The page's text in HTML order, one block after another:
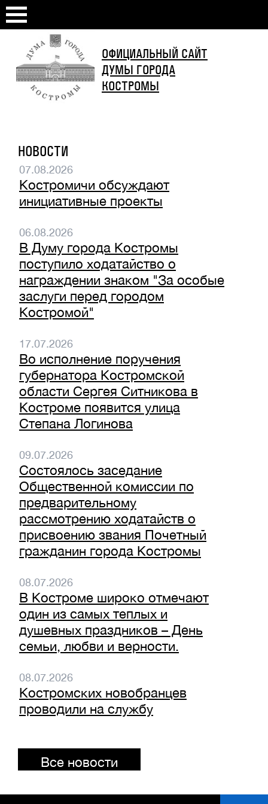
ОФИЦИАЛЬНЫЙ САЙТ
ДУМЫ ГОРОДА
КОСТРОМЫ
НОВОСТИ
07.08.2026
Костромичи обсуждают
инициативные проекты
06.08.2026
В Думу города Костромы
поступило ходатайство о
награждении знаком "За особые
заслуги перед городом
Костромой"
17.07.2026
Во исполнение поручения
губернатора Костромской
области Сергея Ситникова в
Костроме появится улица
Степана Логинова
09.07.2026
Состоялось заседание
Общественной комиссии по
предварительному
рассмотрению ходатайств о
присвоению звания Почетный
гражданин города Костромы
08.07.2026
В Костроме широко отмечают
один из самых теплых и
душевных праздников – День
семьи, любви и верности.
08.07.2026
Костромских новобранцев
проводили на службу
Все новости